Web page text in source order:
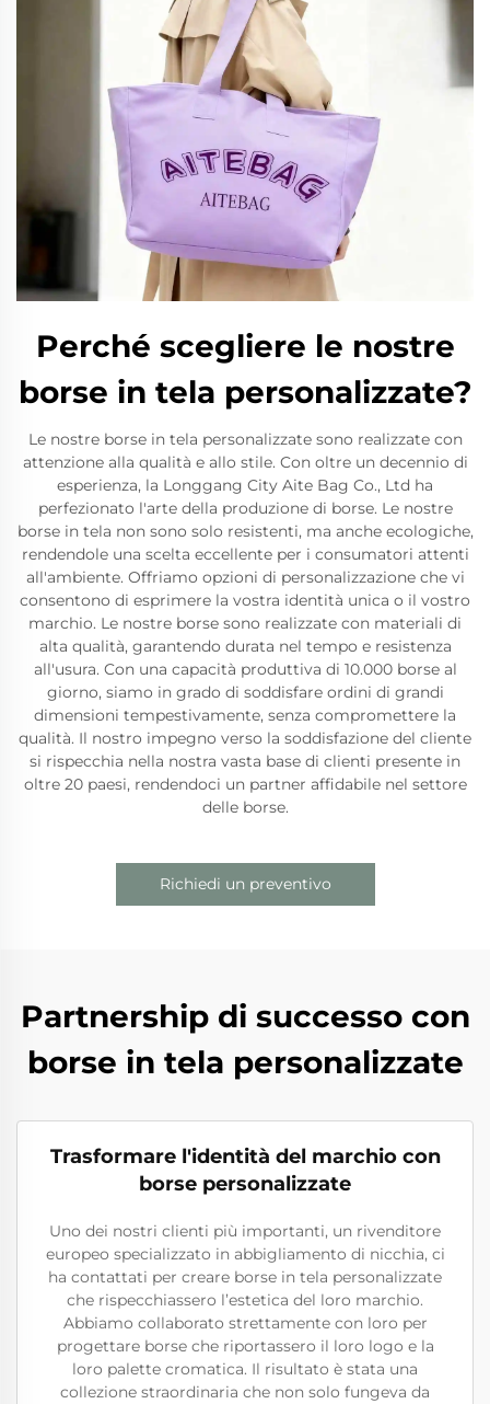
Perché scegliere le nostre
borse in tela personalizzate?
Le nostre borse in tela personalizzate sono realizzate con
attenzione alla qualità e allo stile. Con oltre un decennio di
esperienza, la Longgang City Aite Bag Co., Ltd ha
perfezionato l'arte della produzione di borse. Le nostre
borse in tela non sono solo resistenti, ma anche ecologiche,
rendendole una scelta eccellente per i consumatori attenti
all'ambiente. Offriamo opzioni di personalizzazione che vi
consentono di esprimere la vostra identità unica o il vostro
marchio. Le nostre borse sono realizzate con materiali di
alta qualità, garantendo durata nel tempo e resistenza
all'usura. Con una capacità produttiva di 10.000 borse al
giorno, siamo in grado di soddisfare ordini di grandi
dimensioni tempestivamente, senza compromettere la
qualità. Il nostro impegno verso la soddisfazione del cliente
si rispecchia nella nostra vasta base di clienti presente in
oltre 20 paesi, rendendoci un partner affidabile nel settore
delle borse.
Richiedi un preventivo
Partnership di successo con
borse in tela personalizzate
Trasformare l'identità del marchio con
borse personalizzate
Uno dei nostri clienti più importanti, un rivenditore
europeo specializzato in abbigliamento di nicchia, ci
ha contattati per creare borse in tela personalizzate
che rispecchiassero l’estetica del loro marchio.
Abbiamo collaborato strettamente con loro per
progettare borse che riportassero il loro logo e la
loro palette cromatica. Il risultato è stata una
collezione straordinaria che non solo fungeva da